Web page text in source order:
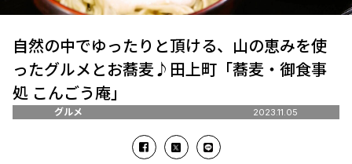
自然の中でゆったりと頂ける、山の恵みを使
ったグルメとお蕎麦♪田上町「蕎麦・御食事
処 こんごう庵」
グルメ 2023.11.05